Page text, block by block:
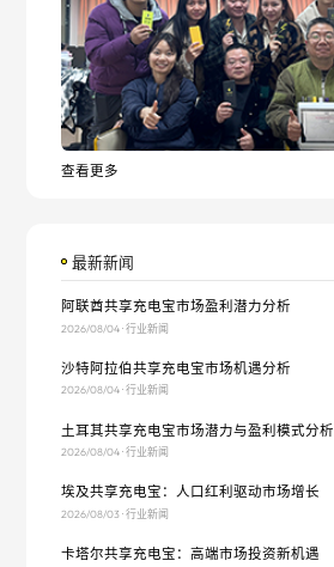
查看更多
最新新闻
阿联酋共享充电宝市场盈利潜力分析
2026/08/04 · 行业新闻
沙特阿拉伯共享充电宝市场机遇分析
2026/08/04 · 行业新闻
土耳其共享充电宝市场潜力与盈利模式分析
2026/08/04 · 行业新闻
埃及共享充电宝：人口红利驱动市场增长
2026/08/03 · 行业新闻
卡塔尔共享充电宝：高端市场投资新机遇